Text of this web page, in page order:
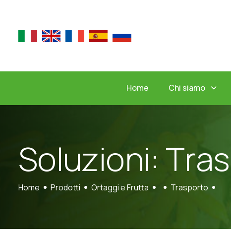
Home Chi siamo
Soluzioni: Tras
Home Prodotti Ortaggi e Frutta Trasporto